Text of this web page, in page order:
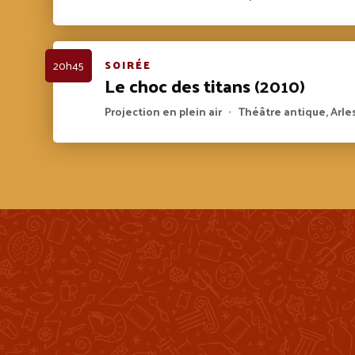
20h45 SOIRÉE
Le choc des titans(2010)
Projection en plein air • Théâtre antique,